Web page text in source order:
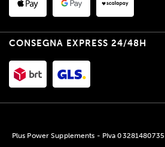
CONSEGNA EXPRESS 24/48H
Plus Power Supplements - PIva 03281480735